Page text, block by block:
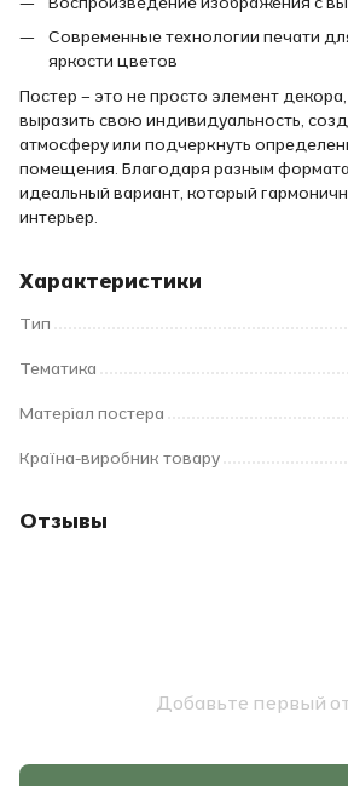
Современные технологии печати
яркости цветов
Постер – это не просто элемент
выразить свою индивидуальность,
атмосферу или подчеркнуть
помещения. Благодаря разным
идеальный вариант, который
интерьер.
Характеристики
Тип
Тематика
Матеріал постера
Країна-виробник товару
Отзывы
Добавьте первый